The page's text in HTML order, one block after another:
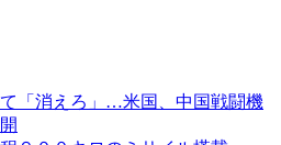
「消えろ」…米国、中国戦闘機